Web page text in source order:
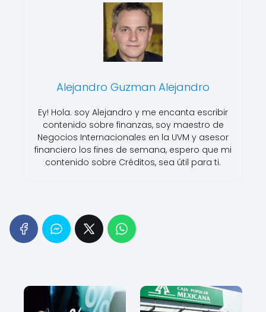
Alejandro Guzman Alejandro
Ey! Hola. soy Alejandro y me encanta escribir
contenido sobre finanzas, soy maestro de
Negocios Internacionales en la UVM y asesor
financiero los fines de semana, espero que mi
contenido sobre Créditos, sea útil para ti.